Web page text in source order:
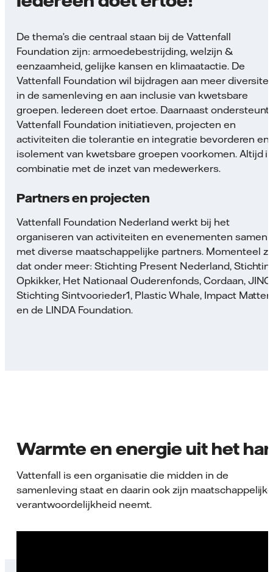
De thema’s die centraal staan bij de Vattenfall
Foundation zijn: armoedebestrijding, welzijn &
eenzaamheid, gelijke kansen en klimaatactie. De
Vattenfall Foundation wil bijdragen aan meer
in de samenleving en aan inclusie van kwetsbare
groepen. Iedereen doet ertoe. Daarnaast ondersteunt
Vattenfall Foundation initiatieven, projecten en
activiteiten die tolerantie en integratie bevorderen en
isolement van kwetsbare groepen voorkomen. Altijd
combinatie met de inzet van medewerkers.
Partners en projecten
Vattenfall Foundation Nederland werkt bij het
organiseren van activiteiten en evenementen samen
met diverse maatschappelijke partners. Momenteel
dat onder meer: Stichting Present Nederland,
Opkikker, Het Nationaal Ouderenfonds, Cordaan, JINC,
Stichting Sintvoorieder1, Plastic Whale, Impact
en de LINDA Foundation.
Warmte en energie uit het
Vattenfall is een organisatie die midden in de
samenleving staat en daarin ook zijn
verantwoordelijkheid neemt.